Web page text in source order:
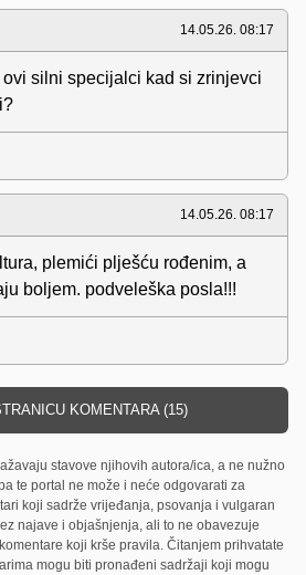
14.05.26. 08:17
silni specijalci kad si zrinjevci
14.05.26. 08:17
plemići plješću rođenim, a
boljem. podveleška posla!!!
KOMENTARA (15)
stavove njihovih autora/ica, a ne nužno
te portal ne može i neće odgovarati za
koji sadrže vrijeđanja, psovanja i vulgaran
najave i objašnjenja, ali to ne obavezuje
koji krše pravila. Čitanjem prihvatate
mogu biti pronađeni sadržaji koji mogu